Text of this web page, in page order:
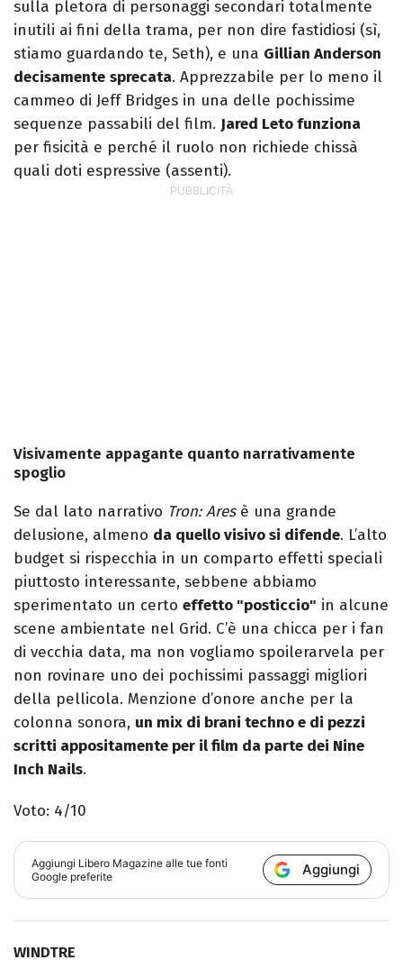
sulla pletora di personaggi secondari totalmente
inutili ai fini della trama, per non dire fastidiosi (sì,
stiamo guardando te, Seth), e una Gillian Anderson
decisamente sprecata. Apprezzabile per lo meno il
cammeo di Jeff Bridges in una delle pochissime
sequenze passabili del film. Jared Leto funziona
per fisicità e perché il ruolo non richiede chissà
quali doti espressive (assenti).
Visivamente appagante quanto narrativamente
spoglio
Se dal lato narrativo Tron: Aresè una grande
delusione, almeno da quello visivo si difende. L’alto
budget si rispecchia in un comparto effetti speciali
piuttosto interessante, sebbene abbiamo
sperimentato un certo effetto "posticcio" in alcune
scene ambientate nel Grid. C’è una chicca per i fan
di vecchia data, ma non vogliamo spoilerarvela per
non rovinare uno dei pochissimi passaggi migliori
della pellicola. Menzione d’onore anche per la
colonna sonora, un mix di brani techno e di pezzi
scritti appositamente per il film da parte dei Nine
Inch Nails.
Voto: 4/10
Aggiungi Libero Magazine alle tue fonti
Google preferite
Aggiungi
WINDTRE